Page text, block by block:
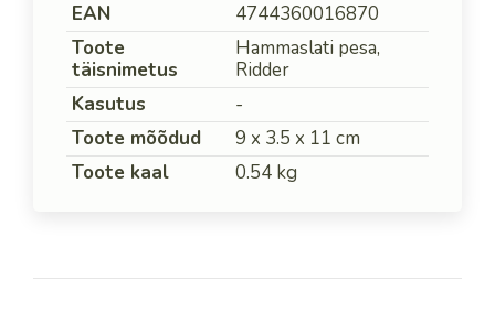
EAN
4744360016870
Toote
täisnimetus
Hammaslati pesa,
Ridder
Kasutus
-
Toote mõõdud
9 x 3.5 x 11 cm
Toote kaal
0.54 kg